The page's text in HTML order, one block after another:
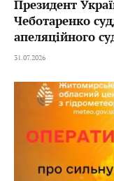
Президент
Чеботаренко
апеляційного
31.07.2026